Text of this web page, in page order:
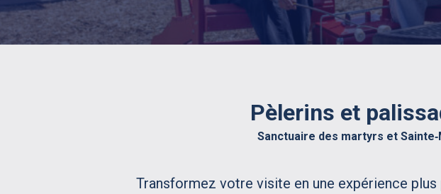
Pèlerins et
Sanctuaire des martyrs et
Transformez votre visite en une expérience